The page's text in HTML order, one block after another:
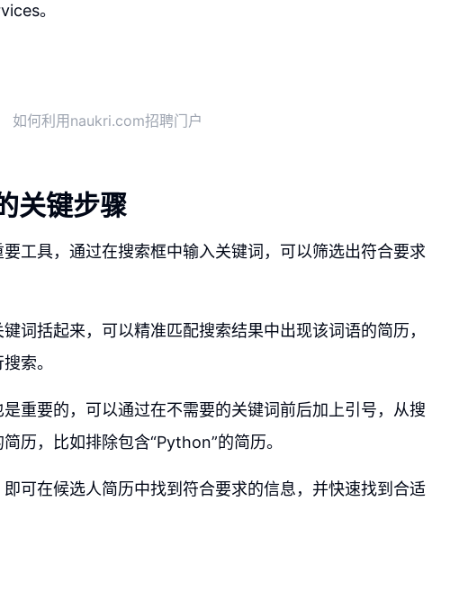
。
如何利用naukri.com招聘门户
关键步骤
工具，通过在搜索框中输入关键词，可以筛选出符合要求
词括起来，可以精准匹配搜索结果中出现该词语的简历，
索。
重要的，可以通过在不需要的关键词前后加上引号，从搜
历，比如排除包含“Python”的简历。
可在候选人简历中找到符合要求的信息，并快速找到合适